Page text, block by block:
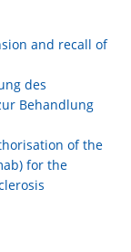
and recall of
des
Behandlung
of the
for the